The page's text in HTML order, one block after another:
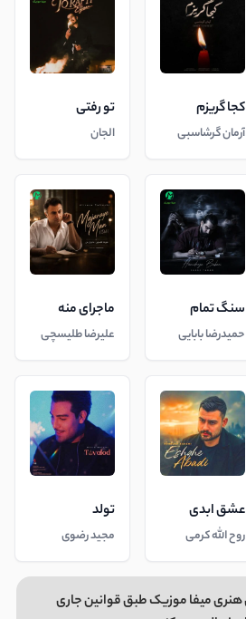
کجا گریزم
آرمان گرشاسبی
تو رفتی
الجان
سنگ تمام
حمیدرضا بابایی
ماجرای منه
علیرضا طلیسچی
عشق ابدی
روح الله کرمی
تولد
مجید رضوی
هنری میفا موزیک طبق قوانین جاری